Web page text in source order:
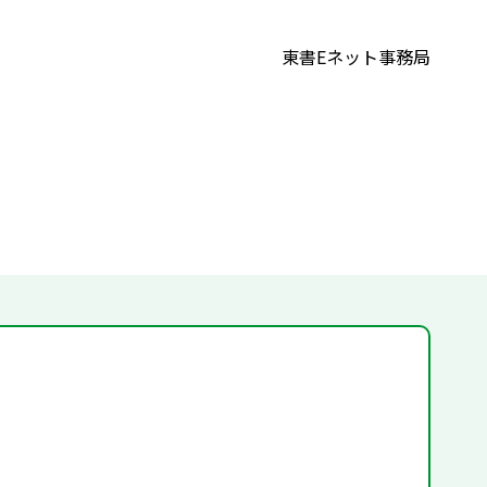
東書Eネット事務局